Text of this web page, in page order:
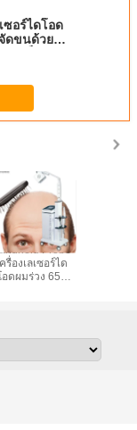
ซอร์ไดโอด
ดขนด้วย
Probe
ครื่องเลเซอร์ได
อดผมร่วง 650